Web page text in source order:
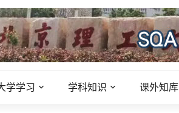
学学习 学科知识 课外知库